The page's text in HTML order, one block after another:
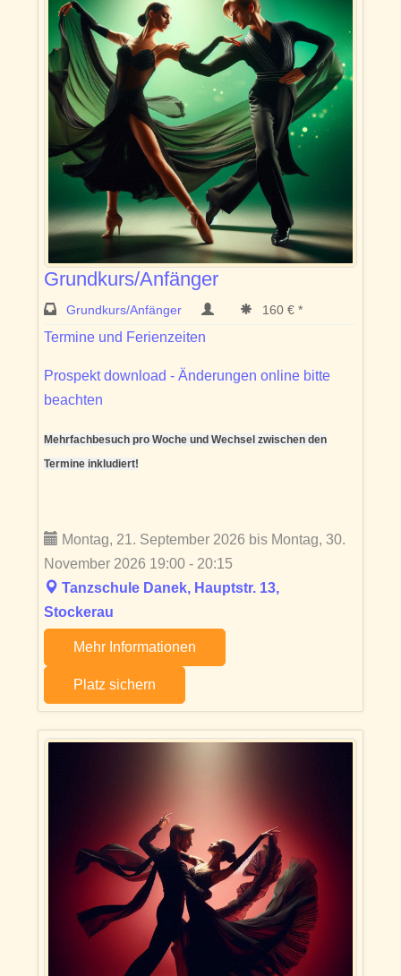
Grundkurs/Anfänger
Grundkurs/Anfänger 160 € *
Termine und Ferienzeiten
Prospekt download - Änderungen online bitte
beachten
Mehrfachbesuch pro Woche und Wechsel zwischen den
Termine inkludiert!
Montag, 21. September 2026 bis Montag, 30.
November 2026 19:00 - 20:15
Tanzschule Danek, Hauptstr. 13,
Stockerau
Mehr Informationen
Platz sichern